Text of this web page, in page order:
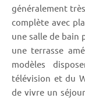
généralement
complète avec
une salle de bain
une terrasse
modèles
télévision et du
de vivre un